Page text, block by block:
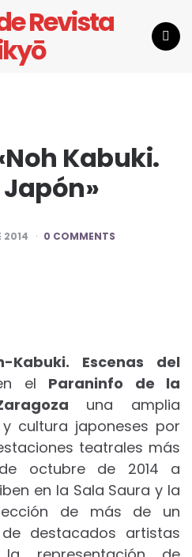
Revista
Kabuki.
Japón»
2014 0 COMMENTS
Kabuki. Escenas del
el Paraninfo de la
una amplia
cultura japoneses por
teatrales más
octubre de 2014 a
en la Sala Saura y la
de más de un
destacados artistas